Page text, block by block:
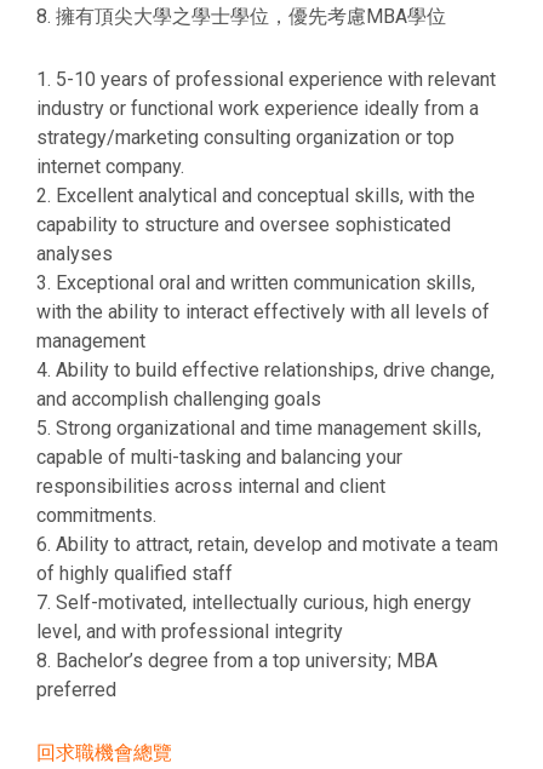
8. 擁有頂尖大學之學士學位，優先考慮MBA學位
1. 5-10 years of professional experience with relevant
industry or functional work experience ideally from a
strategy/marketing consulting organization or top
internet company.
2. Excellent analytical and conceptual skills, with the
capability to structure and oversee sophisticated
analyses
3. Exceptional oral and written communication skills,
with the ability to interact effectively with all levels of
management
4. Ability to build effective relationships, drive change,
and accomplish challenging goals
5. Strong organizational and time management skills,
capable of multi-tasking and balancing your
responsibilities across internal and client
commitments.
6. Ability to attract, retain, develop and motivate a team
of highly qualified staff
7. Self-motivated, intellectually curious, high energy
level, and with professional integrity
8. Bachelor’s degree from a top university; MBA
preferred
回求職機會總覽